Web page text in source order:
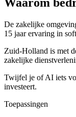
Waarom
De zakelijke
15 jaar ervaring in
Zuid-Holland is met
zakelijke
Twijfel je of AI iets
investeert.
Toepassingen